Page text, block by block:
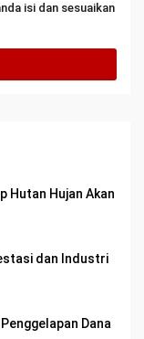
isi dan sesuaikan
Hutan Hujan Akan
dan Industri
Dana